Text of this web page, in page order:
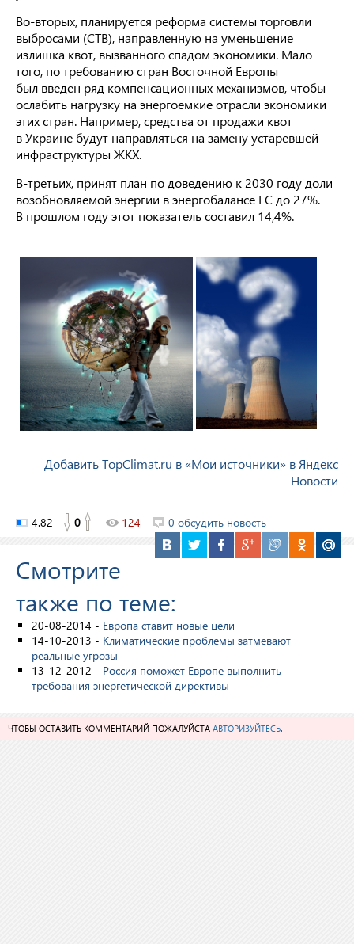
Во-вторых, планируется реформа системы торговли
выбросами (СТВ), направленную на уменьшение
излишка квот, вызванного спадом экономики. Мало
того, по требованию стран Восточной Европы
был введен ряд компенсационных механизмов, чтобы
ослабить нагрузку на энергоемкие отрасли экономики
этих стран. Например, средства от продажи квот
в Украине будут направляться на замену устаревшей
инфраструктуры ЖКХ.
В-третьих, принят план по доведению к 2030 году доли
возобновляемой энергии в энергобалансе ЕС до 27%.
В прошлом году этот показатель составил 14,4%.
Добавить TopClimat.ru в «Мои источники» в Яндекс
Новости
4.82 0 124 0 обсудить новость
Смотрите
также по теме:
20-08-2014 - Европа ставит новые цели
14-10-2013 - Климатические проблемы затмевают
реальные угрозы
13-12-2012 - Россия поможет Европе выполнить
требования энергетической директивы
ЧТОБЫ ОСТАВИТЬ КОММЕНТАРИЙ ПОЖАЛУЙСТА АВТОРИЗУЙТЕСЬ